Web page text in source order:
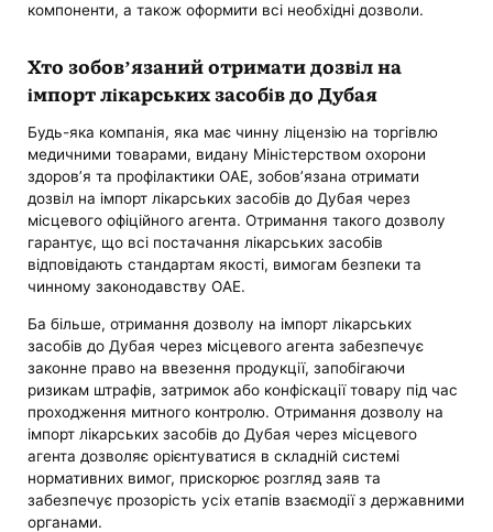
компоненти, а також оформити всі необхідні дозволи.
Хто зобов’язаний отримати дозвіл на
імпорт лікарських засобів до Дубая
Будь-яка компанія, яка має чинну ліцензію на торгівлю
медичними товарами, видану Міністерством охорони
здоров’я та профілактики ОАЕ, зобов’язана отримати
дозвіл на імпорт лікарських засобів до Дубая через
місцевого офіційного агента. Отримання такого дозволу
гарантує, що всі постачання лікарських засобів
відповідають стандартам якості, вимогам безпеки та
чинному законодавству ОАЕ.
Ба більше, отримання дозволу на імпорт лікарських
засобів до Дубая через місцевого агента забезпечує
законне право на ввезення продукції, запобігаючи
ризикам штрафів, затримок або конфіскації товару під час
проходження митного контролю. Отримання дозволу на
імпорт лікарських засобів до Дубая через місцевого
агента дозволяє орієнтуватися в складній системі
нормативних вимог, прискорює розгляд заяв та
забезпечує прозорість усіх етапів взаємодії з державними
органами.